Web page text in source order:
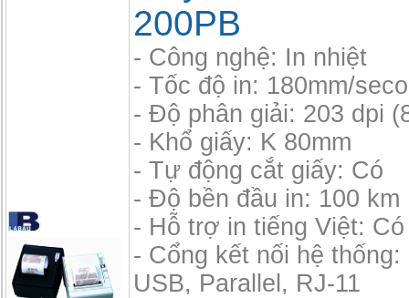
200PB
- Công nghệ: In nhiệt
- Tốc độ in: 180mm/
- Độ phân giải: 203 dpi
- Khổ giấy: K 80mm
- Tự động cắt giấy: Có
- Độ bền đầu in: 100 km
- Hỗ trợ in tiếng Việt: Có
- Cổng kết nối hệ thống:
USB, Parallel, RJ-11